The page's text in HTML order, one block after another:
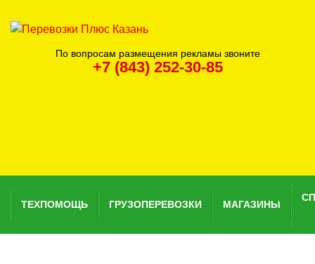
По вопросам размещения рекламы звоните
+7 (843) 252-30-85
ТЕХПОМОЩЬ ГРУЗОПЕРЕВОЗКИ МАГАЗИНЫ